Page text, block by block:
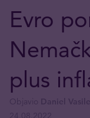
Evro
plus